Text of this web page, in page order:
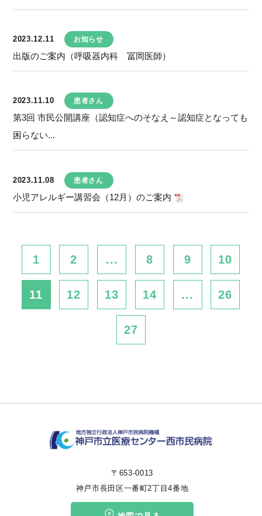
2023.12.11 お知らせ
出版のご案内（呼吸器内科 冨岡医師）
2023.11.10 患者さん
第3回 市民公開講座（認知症へのそなえ～認知症となっても
困らない...
2023.11.08 患者さん
小児アレルギー講習会（12月）のご案内
1 2 ... 8 9 10
11 12 13 14 ... 26
27
〒653-0013
神戸市長田区一番町2丁目4番地